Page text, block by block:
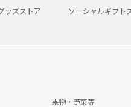
ッズストア ソーシャルギフト
果物・野菜等